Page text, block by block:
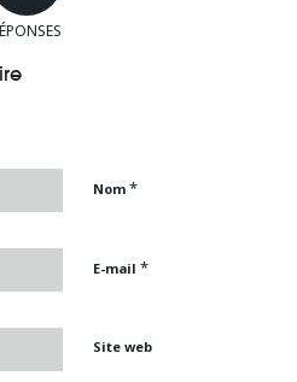
Nom *
E-mail *
Site web